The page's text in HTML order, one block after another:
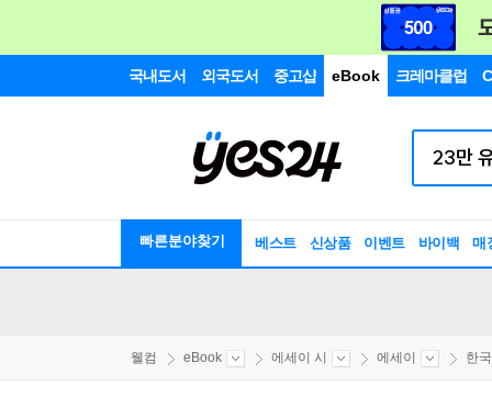
국내도서 외국도서 중고샵 eBook 크레마클럽
빠른분야찾기 베스트 신상품 이벤트 바이백 매
웰컴 eBook 에세이 시 에세이 한